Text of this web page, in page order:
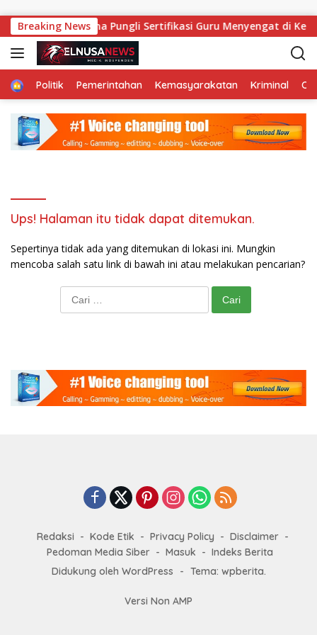
Breaking NewsAroma Pungli Sertifikasi Guru Menyengat di
HomePolitik Pemerintahan Kemasyarakatan Kriminal
Ups! Halaman itu tidak dapat ditemukan.
Sepertinya tidak ada yang ditemukan di lokasi ini. Mungkin
mencoba salah satu link di bawah ini atau melakukan pencarian?
Redaksi Kode Etik Privacy Policy
Disclaimer
Pedoman Media Siber
Masuk
Indeks Berita
Didukung oleh WordPress
- Tema: wpberita.
Versi Non AMP